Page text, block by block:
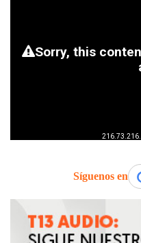
Síguenos en